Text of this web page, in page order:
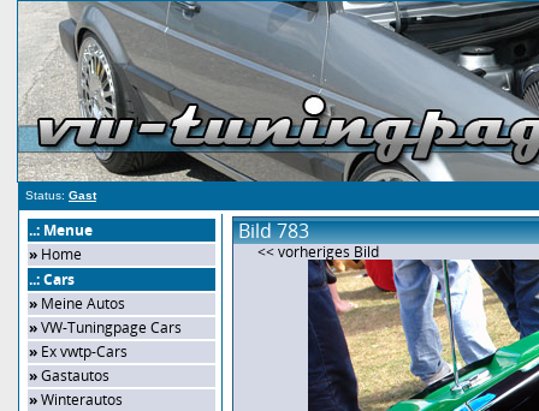
Status: Gast
..: Menue
» Home
..: Cars
» Meine Autos
»VW-Tuningpage Cars
» Ex vwtp-Cars
»Gastautos
»Winterautos
Bild 783
<< vorheriges Bild